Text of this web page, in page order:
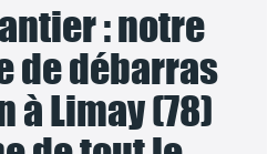
: notre
de débarras
à Limay (78)